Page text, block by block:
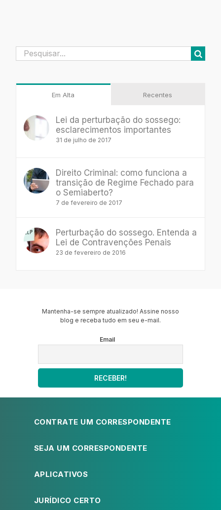
Buscar
resultados
Em Alta Recentes
Lei da perturbação do sossego:
esclarecimentos importantes
31 de julho de 2017
Direito Criminal: como funciona a
transição de Regime Fechado para
o Semiaberto?
7 de fevereiro de 2017
Perturbação do sossego. Entenda a
Lei de Contravenções Penais
23 de fevereiro de 2016
Mantenha-se sempre atualizado! Assine nosso
blog e receba tudo em seu e-mail.
Email
CONTRATE UM CORRESPONDENTE
SEJA UM CORRESPONDENTE
APLICATIVOS
JURÍDICO CERTO